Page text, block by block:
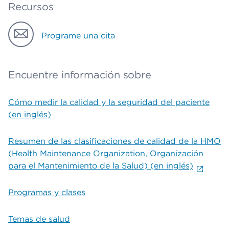
Recursos
Programe una cita
Encuentre información sobre
Cómo medir la calidad y la seguridad del paciente
(en inglés)
Resumen de las clasificaciones de calidad de la HMO
(Health Maintenance Organization, Organización
para el Mantenimiento de la Salud) (en inglés)
Programas y clases
Temas de salud